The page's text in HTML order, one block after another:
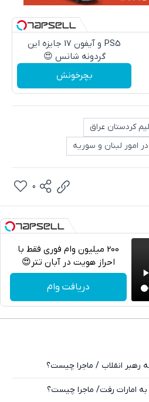
PS5 و آیفون 17 جایزه این
گردونه شانس 😍
بچرخونش
کردستان عراق
امور لبنان و سوریه
واتساپ
0
200 میلیون وام فوری فقط با
احراز هویت در آبان تتر😍
دریافت وام
رهبر انقلاب / ماجرا چیست؟
امارات رفت/ ماجرا چیست؟